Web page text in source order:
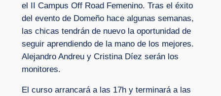
el II Campus Off Road Femenino. Tras el éxito
del evento de Domeño hace algunas semanas,
las chicas tendrán de nuevo la oportunidad de
seguir aprendiendo de la mano de los mejores.
Alejandro Andreu y Cristina Díez serán los
monitores.
El curso arrancará a las 17h y terminará a las